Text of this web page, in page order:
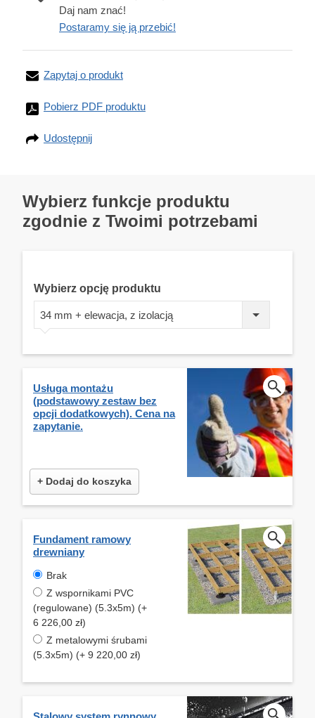
Daj nam znać!
Postaramy się ją przebić!
Zapytaj o produkt
Pobierz PDF produktu
Udostępnij
Wybierz funkcje produktu
zgodnie z Twoimi potrzebami
Wybierz opcję produktu
34 mm + elewacja, z izolacją
Usługa montażu
(podstawowy zestaw bez
opcji dodatkowych). Cena na
zapytanie.
+ Dodaj do koszyka
Fundament ramowy
drewniany
Brak
Z wspornikami PVC
(regulowane) (5.3x5m) (+
6 226,00 zł)
Z metalowymi śrubami
(5.3x5m) (+ 9 220,00 zł)